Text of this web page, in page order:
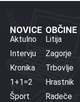
NOVICE
Aktulno
Intervju
Kronika
1+1=2
Šport
OBČINE
Litija
Zagorje
Trbovlje
Hrastnik
Radeče